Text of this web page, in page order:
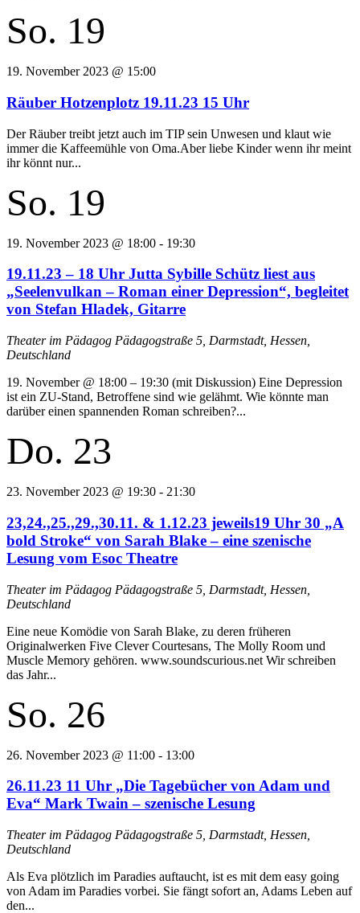
So. 19
19. November 2023 @ 15:00
Räuber Hotzenplotz 19.11.23 15 Uhr
Der Räuber treibt jetzt auch im TIP sein Unwesen und klaut wie
immer die Kaffeemühle von Oma.Aber liebe Kinder wenn ihr meint
ihr könnt nur...
So. 19
19. November 2023 @ 18:00 - 19:30
19.11.23 – 18 Uhr Jutta Sybille Schütz liest aus
„Seelenvulkan – Roman einer Depression“, begleitet
von Stefan Hladek, Gitarre
Theater im Pädagog Pädagogstraße 5, Darmstadt, Hessen,
Deutschland
19. November @ 18:00 – 19:30 (mit Diskussion) Eine Depression
ist ein ZU-Stand, Betroffene sind wie gelähmt. Wie könnte man
darüber einen spannenden Roman schreiben?...
Do. 23
23. November 2023 @ 19:30 - 21:30
23,24.,25.,29.,30.11. & 1.12.23 jeweils19 Uhr 30 „A
bold Stroke“ von Sarah Blake – eine szenische
Lesung vom Esoc Theatre
Theater im Pädagog Pädagogstraße 5, Darmstadt, Hessen,
Deutschland
Eine neue Komödie von Sarah Blake, zu deren früheren
Originalwerken Five Clever Courtesans, The Molly Room und
Muscle Memory gehören. www.soundscurious.net Wir schreiben
das Jahr...
So. 26
26. November 2023 @ 11:00 - 13:00
26.11.23 11 Uhr „Die Tagebücher von Adam und
Eva“ Mark Twain – szenische Lesung
Theater im Pädagog Pädagogstraße 5, Darmstadt, Hessen,
Deutschland
Als Eva plötzlich im Paradies auftaucht, ist es mit dem easy going
von Adam im Paradies vorbei. Sie fängt sofort an, Adams Leben auf
den...